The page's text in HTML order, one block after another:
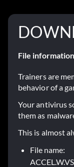
File information
Trainers are
behavior of a
Your antivirus
them as
This is almost
File name: